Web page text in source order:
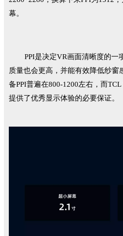
幕。
PPI是决定VR画面清晰度的一
质量也会更高，并能有效降低纱窗
备PPI普遍在800-1200左右，而
提供了优秀显示体验的必要保证。